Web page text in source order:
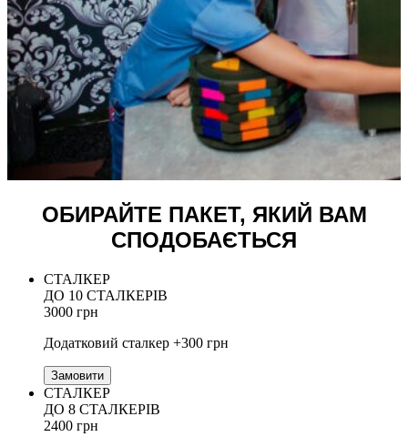
ОБИРАЙТЕ ПАКЕТ, ЯКИЙ ВАМ
СПОДОБАЄТЬСЯ
СТАЛКЕР
ДО 10 СТАЛКЕРІВ
3000 грн
Додатковий сталкер +300 грн
Замовити
СТАЛКЕР
ДО 8 СТАЛКЕРІВ
2400 грн